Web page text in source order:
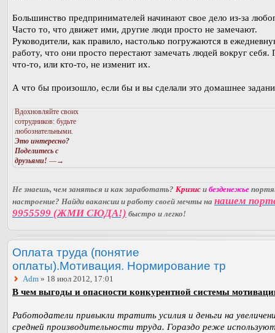
Большинство предпринимателей начинают свое дело из-за
Часто то, что движет ими, другие люди просто не замечают.
Руководители, как правило, настолько погружаются в
работу, что они просто перестают замечать людей вокруг себя.
что-то, или кто-то, не изменит их.
А что бы произошло, если бы и вы сделали это домашнее
Вдохновляйте своих
сотрудников: будьте
любознательными.
Это интересно?
Поделитесь с
друзьями! —→
Не знаешь, чем заняться и как заработать? Кризис и безденежье
настроение? Найди вакансии и работу своей мечты на нашем
9955599 (ЖМИ СЮДА!) быстро и легко!
Оплата труда (понятие
оплаты).Мотивация. Нормирование тр
Adm » 18 июл 2012, 17:01
В чем выгоды и опасности конкурентной системы
Работодатели привыкли тратить усилия и деньги на
средней производительности труда. Гораздо реже